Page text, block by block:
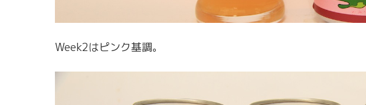
Week2はピンク基調。